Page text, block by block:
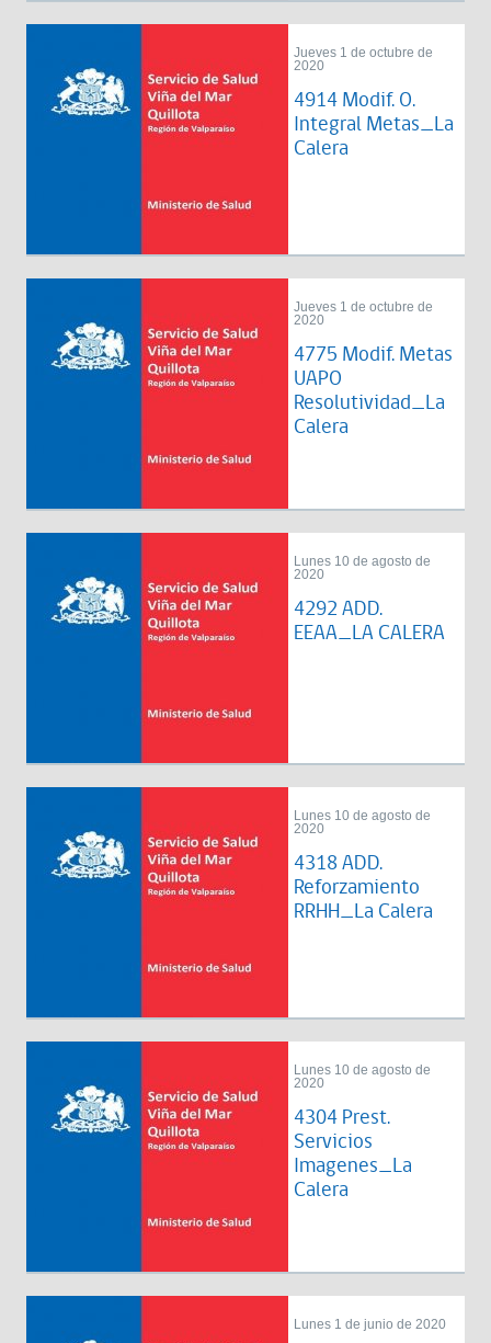
Jueves 1 de octubre de
2020
4914 Modif. O.
Integral Metas_La
Calera
Jueves 1 de octubre de
2020
4775 Modif. Metas
UAPO
Resolutividad_La
Calera
Lunes 10 de agosto de
2020
4292 ADD.
EEAA_LA CALERA
Lunes 10 de agosto de
2020
4318 ADD.
Reforzamiento
RRHH_La Calera
Lunes 10 de agosto de
2020
4304 Prest.
Servicios
Imagenes_La
Calera
Lunes 1 de junio de 2020